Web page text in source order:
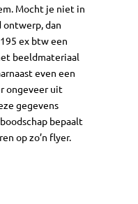
Mocht je niet in
ontwerp, dan
ex btw een
beeldmateriaal
even een
ongeveer uit
gegevens
bepaalt
op zo’n flyer.